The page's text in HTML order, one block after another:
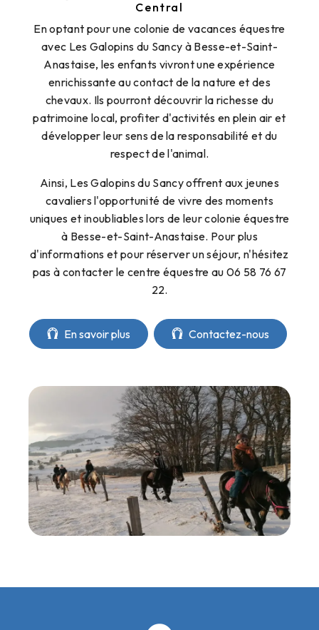
Central
En optant pour une colonie de vacances équestre
avec Les Galopins du Sancy à Besse-et-Saint-
Anastaise, les enfants vivront une expérience
enrichissante au contact de la nature et des
chevaux. Ils pourront découvrir la richesse du
patrimoine local, profiter d'activités en plein air et
développer leur sens de la responsabilité et du
respect de l'animal.
Ainsi, Les Galopins du Sancy offrent aux jeunes
cavaliers l'opportunité de vivre des moments
uniques et inoubliables lors de leur colonie équestre
à Besse-et-Saint-Anastaise. Pour plus
d'informations et pour réserver un séjour, n'hésitez
pas à contacter le centre équestre au 06 58 76 67
22.
En savoir plus Contactez-nous